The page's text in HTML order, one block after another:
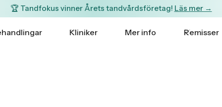
🏆 Tandfokus vinner Årets tandvårdsföretag! Läs mer →
Kliniker Mer info Remisser